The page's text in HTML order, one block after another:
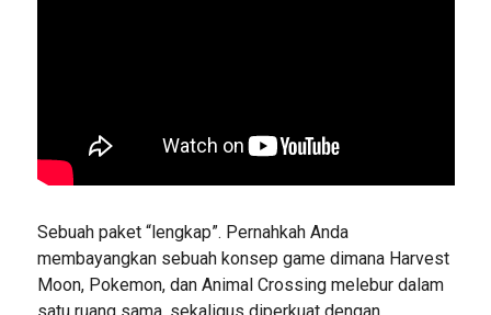
Sebuah paket “lengkap”. Pernahkah Anda
membayangkan sebuah konsep game dimana Harvest
Moon, Pokemon, dan Animal Crossing melebur dalam